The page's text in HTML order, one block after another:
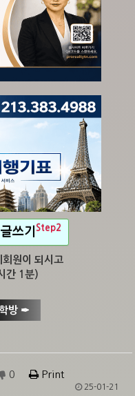
글쓰기 Step2
원이 되시고
간 1분)
방 ✒
0 Print
25-01-21